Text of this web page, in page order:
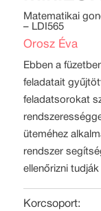
Matematikai
– LDI565
Orosz Éva
Ebben a
feladatait
feladatsorokat
üteméhez
rendszer
ellenőrizni
Korcsoport: